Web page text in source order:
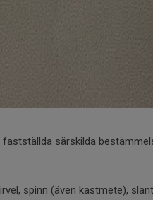
särskilda
spinn (även kastmete),